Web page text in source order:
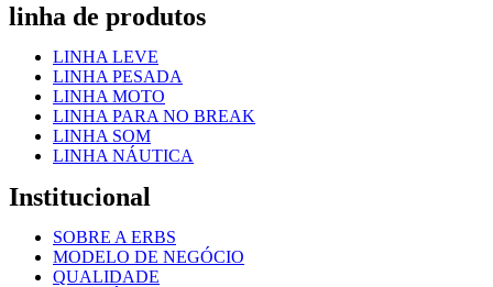
linha de produtos
LINHA LEVE
LINHA PESADA
LINHA MOTO
LINHA PARA NO BREAK
LINHA SOM
LINHA NÁUTICA
Institucional
SOBRE A ERBS
MODELO DE NEGÓCIO
QUALIDADE